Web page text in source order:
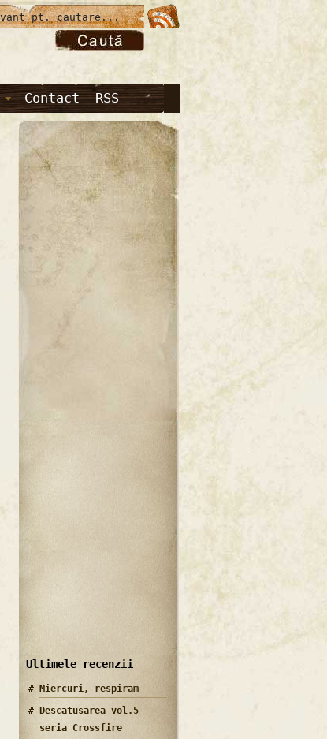
Contact RSS
Ultimele recenzii
Miercuri, respiram
Descatusarea vol.5
seria Crossfire